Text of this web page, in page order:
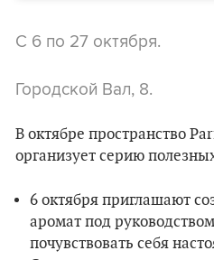
С 6 по 27 октября.
Городской Вал, 8.
В октябре пространство
организует серию
6 октября приглашают
аромат под
почувствовать себя